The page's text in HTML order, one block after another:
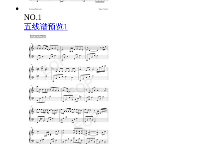
NO.1
五线谱预览1